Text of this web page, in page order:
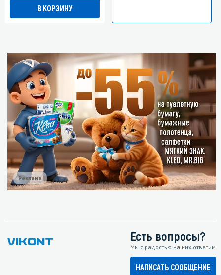
В КОРЗИНУ
Реклама
Есть вопросы?
Мы с радостью на них ответим
НАПИСАТЬ СООБЩЕНИЕ